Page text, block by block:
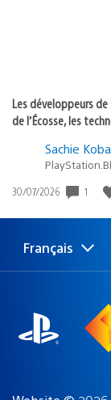
Les développeurs
de l’Écosse, les
Sachie
Date
publication
30/07/2026 1
Choisir
une
Région
actuelle
Français